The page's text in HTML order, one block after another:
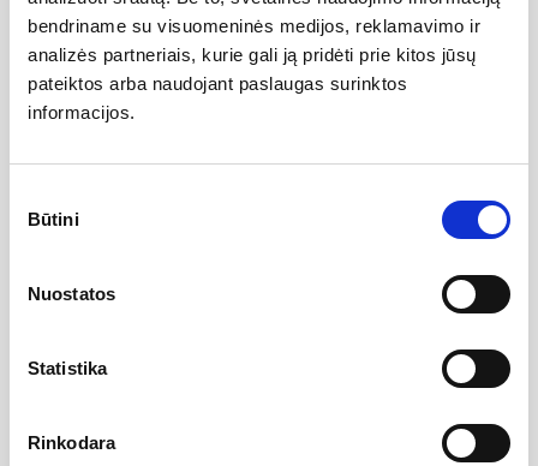
bendriname su visuomeninės medijos, reklamavimo ir
analizės partneriais, kurie gali ją pridėti prie kitos jūsų
pateiktos arba naudojant paslaugas surinktos
informacijos.
pasirinkimas
Būtini
Nuostatos
Statistika
Rinkodara
tiekiame visiems prekybos centrams,
mažmeninėms parduotuvėms, valstybės ir
Vyriausybės institucijoms, bankams, mokykloms,
darželiams ir kitoms įstaigoms.
Domina vandens pristatymas į namus ar Jūsų
biurą? Susisiekite: (
0 700) 22211 arba užpildykite